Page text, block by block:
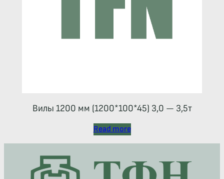
Вилы 1200 мм (1200*100*45) 3,0 — 3,5т
Read more